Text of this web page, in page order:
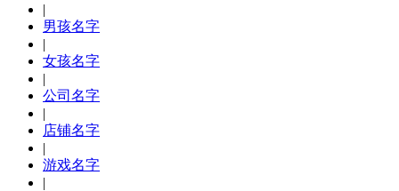
|
男孩名字
|
女孩名字
|
公司名字
|
店铺名字
|
游戏名字
|